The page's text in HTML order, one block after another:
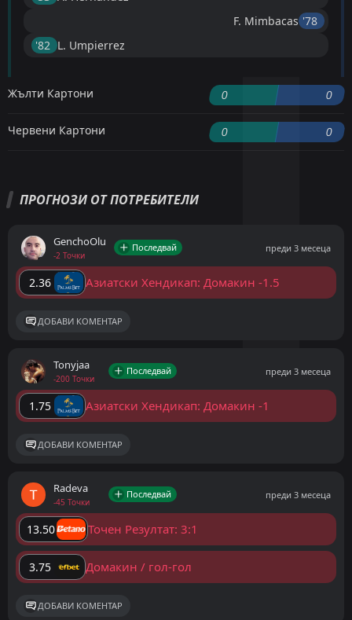
F. Mimbacas '78 ︎
'82 ︎ L. Umpierrez
Жълти Картони 0 0
Червени Картони 0 0
ПРОГНОЗИ ОТ ПОТРЕБИТЕЛИ
GenchoOlu
-2 Точки
Последвай преди 3 месеца
2.36 Азиатски Хендикап: Домакин -1.5
ДОБАВИ КОМЕНТАР
Tonyjaa
-200 Точки
Последвай преди 3 месеца
1.75 Азиатски Хендикап: Домакин -1
ДОБАВИ КОМЕНТАР
Radeva
-45 Точки
Последвай преди 3 месеца
13.50 Точен Резултат: 3:1
3.75 Домакин / гол-гол
ДОБАВИ КОМЕНТАР